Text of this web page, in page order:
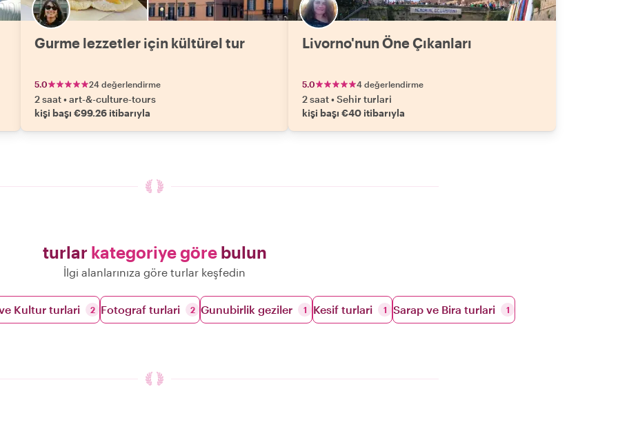
Gurme lezzetler için kültürel tur
5.0 24 değerlendirme
2 saat•art-&-culture-tours
kişi başı €99.26 itibarıyla
Livorno'nun Öne Çıkanları
5.0 4 değerlendirme
2 saat•Sehir turlari
kişi başı €40 itibarıyla
turlar kategoriye görebulun
İlgi alanlarınıza göre turlar keşfedin
Kultur turlari 2 Fotograf turlari 2 Gunubirlik geziler 1 Kesif turlari 1 Sarap ve Bira turlari 1